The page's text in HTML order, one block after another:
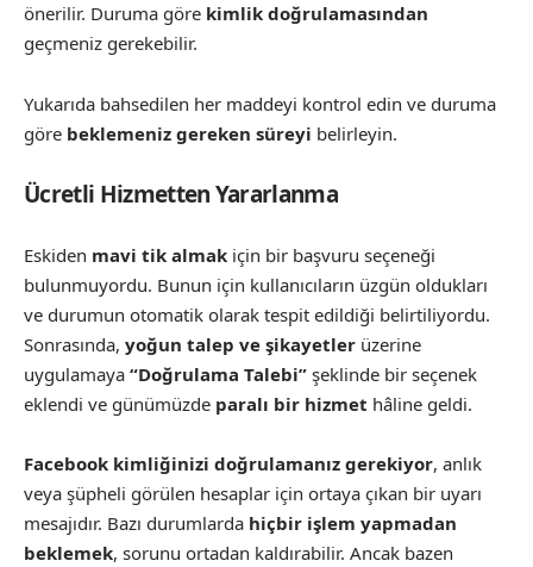
önerilir. Duruma göre kimlik doğrulamasından
geçmeniz gerekebilir.
Yukarıda bahsedilen her maddeyi kontrol edin ve duruma
göre beklemeniz gereken süreyi belirleyin.
Ücretli Hizmetten Yararlanma
Eskiden mavi tik almak için bir başvuru seçeneği
bulunmuyordu. Bunun için kullanıcıların üzgün oldukları
ve durumun otomatik olarak tespit edildiği belirtiliyordu.
Sonrasında, yoğun talep ve şikayetler üzerine
uygulamaya “Doğrulama Talebi” şeklinde bir seçenek
eklendi ve günümüzde paralı bir hizmet hâline geldi.
Facebook kimliğinizi doğrulamanız gerekiyor, anlık
veya şüpheli görülen hesaplar için ortaya çıkan bir uyarı
mesajıdır. Bazı durumlarda hiçbir işlem yapmadan
beklemek, sorunu ortadan kaldırabilir. Ancak bazen